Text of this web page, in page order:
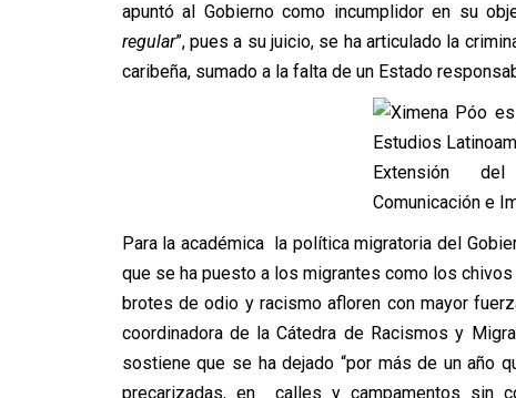
apuntó al Gobierno como incumplidor en su
regular”, pues a su juicio, se ha articulado la
caribeña, sumado a la falta de un Estado
Para la académica la política migratoria del
que se ha puesto a los migrantes como los
brotes de odio y racismo afloren con mayor
coordinadora de la Cátedra de Racismos y
sostiene que se ha dejado “por más de un año
precarizadas, en calles y campamentos sin